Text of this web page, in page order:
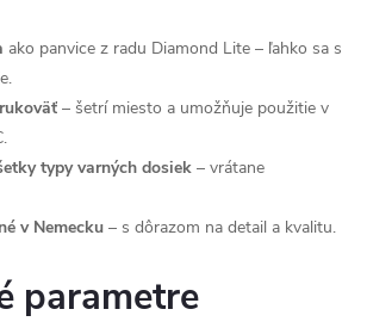
ako panvice z radu Diamond Lite – ľahko sa s
– šetrí miesto a umožňuje použitie v
typy varných dosiek – vrátane
v Nemecku – s dôrazom na detail a kvalitu.
parametre